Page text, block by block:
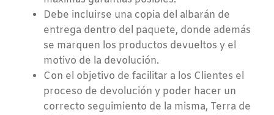
Debe incluirse una copia del albarán de
entrega dentro del paquete, donde además
se marquen los productos devueltos y el
motivo de la devolución.
Con el objetivo de facilitar a los Clientes el
proceso de devolución y poder hacer un
correcto seguimiento de la misma, Terra de